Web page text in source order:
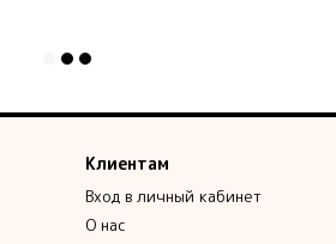
Клиентам
Вход в личный кабинет
О нас